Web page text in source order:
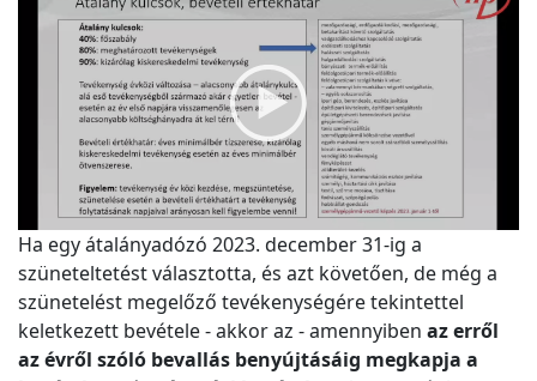
Ha egy átalányadózó 2023. december 31-ig a
szüneteltetést választotta, és azt követően, de még a
szünetelést megelőző tevékenységére tekintettel
keletkezett bevétele - akkor az - amennyiben az erről
az évről szóló bevallás benyújtásáig megkapja a